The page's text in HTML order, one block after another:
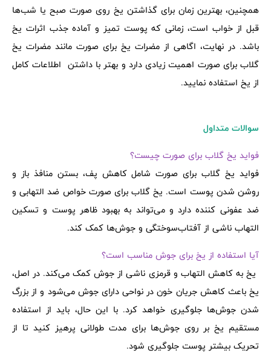
همچنین، بهترین زمان برای گذاشتن یخ روی صورت صبح‌ یا شب‌ها
قبل از خواب است، زمانی که پوست تمیز و آماده جذب اثرات یخ
باشد. در نهایت، اگاهی از مضرات یخ برای صورت مانند مضرات یخ
گلاب برای صورت اهمیت زیادی دارد و بهتر با داشتن اطلاعات کامل
از یخ استفاده نمایید.
سوالات متداول
فواید یخ گلاب برای صورت چیست؟
فواید یخ گلاب برای صورت شامل کاهش پف، بستن منافذ باز و
روشن شدن پوست است. یخ گلاب برای صورت خواص ضد التهابی و
ضد عفونی کننده‌ دارد و می‌تواند به بهبود ظاهر پوست و تسکین
التهاب‌ ناشی از آفتاب‌سوختگی و جوش‌ها کمک کند.
آیا استفاده از یخ برای جوش مناسب است؟
یخ به کاهش التهاب و قرمزی ناشی از جوش‌ کمک می‌کند. در اصل،
یخ باعث کاهش جریان خون در نواحی دارای جوش می‌شود و از بزرگ
شدن جوش‌ها جلوگیری خواهد کرد. با این حال، باید از استفاده
مستقیم یخ بر روی جوش‌ها برای مدت طولانی پرهیز کنید تا از
تحریک بیشتر پوست جلوگیری شود.